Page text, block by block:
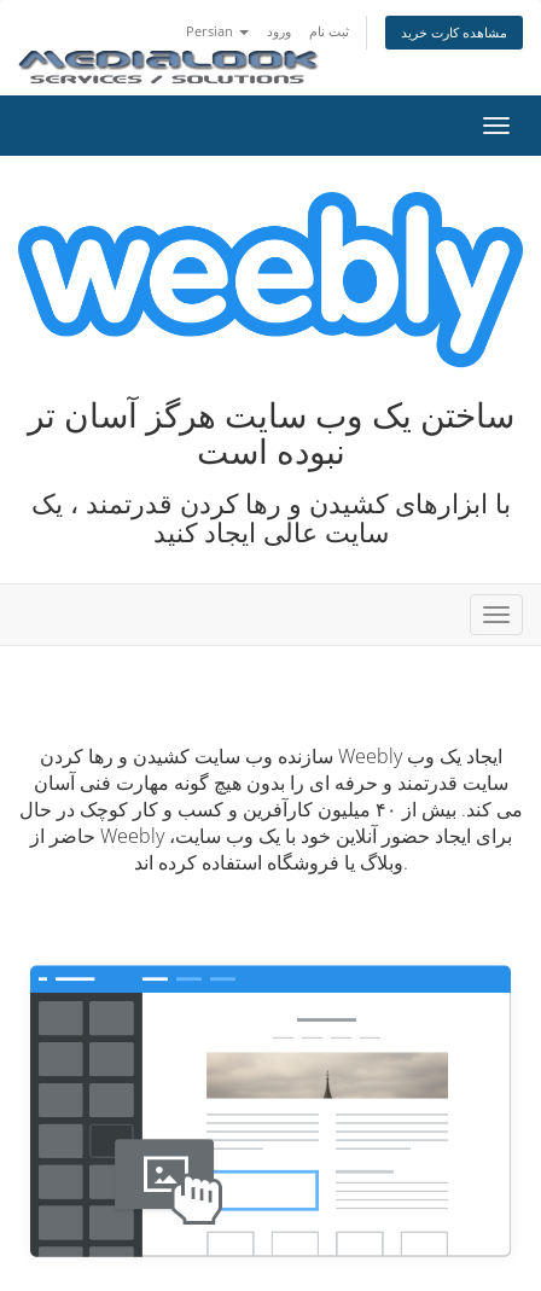
Persian ورود ثبت نام مشاهده کارت خرید
تغییر
ساختن یک وب سایت هرگز آسان تر
نبوده است
با ابزارهای کشیدن و رها کردن قدرتمند ، یک
سایت عالی ایجاد کنید
تغییر
سازنده وب سایت کشیدن و رها کردن Weebly ایجاد یک وب
سایت قدرتمند و حرفه ای را بدون هیچ گونه مهارت فنی آسان
می کند. بیش از ۴۰ میلیون کارآفرین و کسب و کار کوچک در حال
حاضر از Weebly برای ایجاد حضور آنلاین خود با یک وب سایت،
وبلاگ یا فروشگاه استفاده کرده اند.